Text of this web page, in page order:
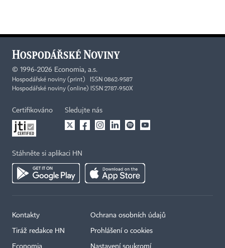
© 1996-2026 Economia, a.s.
Hospodářské noviny (print) ISSN 0862-9587
Hospodářské noviny (online) ISSN 2787-950X
Certifikováno Sledujte nás
Stáhněte si aplikaci HN
Kontakty
Tiráž redakce HN
Economia
Ochrana osobních údajů
Prohlášení o cookies
Nastavení soukromí